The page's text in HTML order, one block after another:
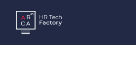
content